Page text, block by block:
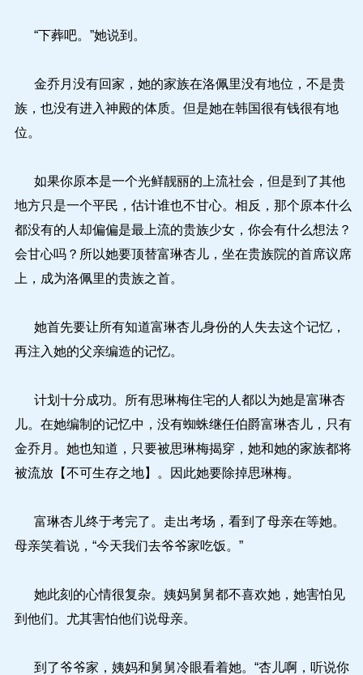
“下葬吧。”她说到。
金乔月没有回家，她的家族在洛佩里没有地位，不是贵
族，也没有进入神殿的体质。但是她在韩国很有钱很有地
位。
如果你原本是一个光鲜靓丽的上流社会，但是到了其他
地方只是一个平民，估计谁也不甘心。相反，那个原本什么
都没有的人却偏偏是最上流的贵族少女，你会有什么想法？
会甘心吗？所以她要顶替富琳杏儿，坐在贵族院的首席议席
上，成为洛佩里的贵族之首。
她首先要让所有知道富琳杏儿身份的人失去这个记忆，
再注入她的父亲编造的记忆。
计划十分成功。所有思琳梅住宅的人都以为她是富琳杏
儿。在她编制的记忆中，没有蜘蛛继任伯爵富琳杏儿，只有
金乔月。她也知道，只要被思琳梅揭穿，她和她的家族都将
被流放【不可生存之地】。因此她要除掉思琳梅。
富琳杏儿终于考完了。走出考场，看到了母亲在等她。
母亲笑着说，“今天我们去爷爷家吃饭。”
她此刻的心情很复杂。姨妈舅舅都不喜欢她，她害怕见
到他们。尤其害怕他们说母亲。
到了爷爷家，姨妈和舅舅冷眼看着她。“杏儿啊，听说你